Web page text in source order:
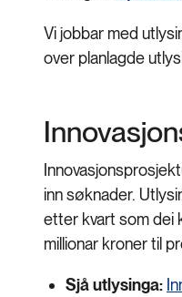
Vi jobbar med
over planlagde
inn søknader.
etter kvart som dei
millionar kroner til
Sjå utlysinga: